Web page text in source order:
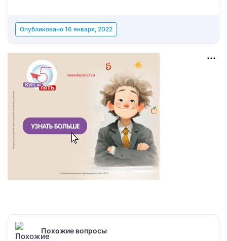
Опубликовано 16 января, 2022
Похожие вопросы